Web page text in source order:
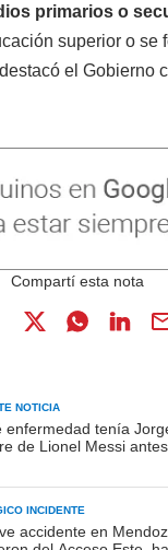
primarios o
superior o se
el Gobierno
NOTICIA
enfermedad tenía
de Lionel Messi
INCIDENTE
accidente en